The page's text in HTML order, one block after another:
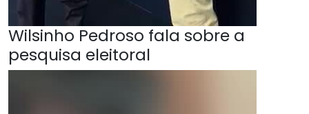
Wilsinho Pedroso fala sobre a
pesquisa eleitoral